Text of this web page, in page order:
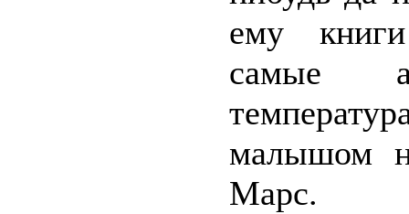
ему
самые
малышом
Марс.